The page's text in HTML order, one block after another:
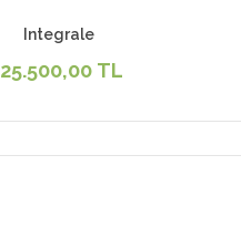
Integrale
25.500,00 TL